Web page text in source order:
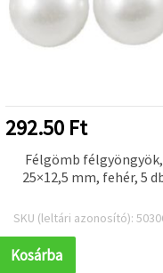
292.50 Ft
Félgömb félgyöngyök,
25×12,5 mm, fehér, 5
SKU (leltári azonosító):
Kosárba